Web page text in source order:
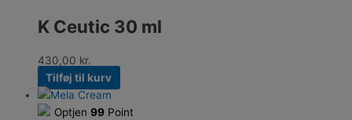
K Ceutic 30 ml
430,00 kr.
Tilføj til kurv
Optjen 99 Point